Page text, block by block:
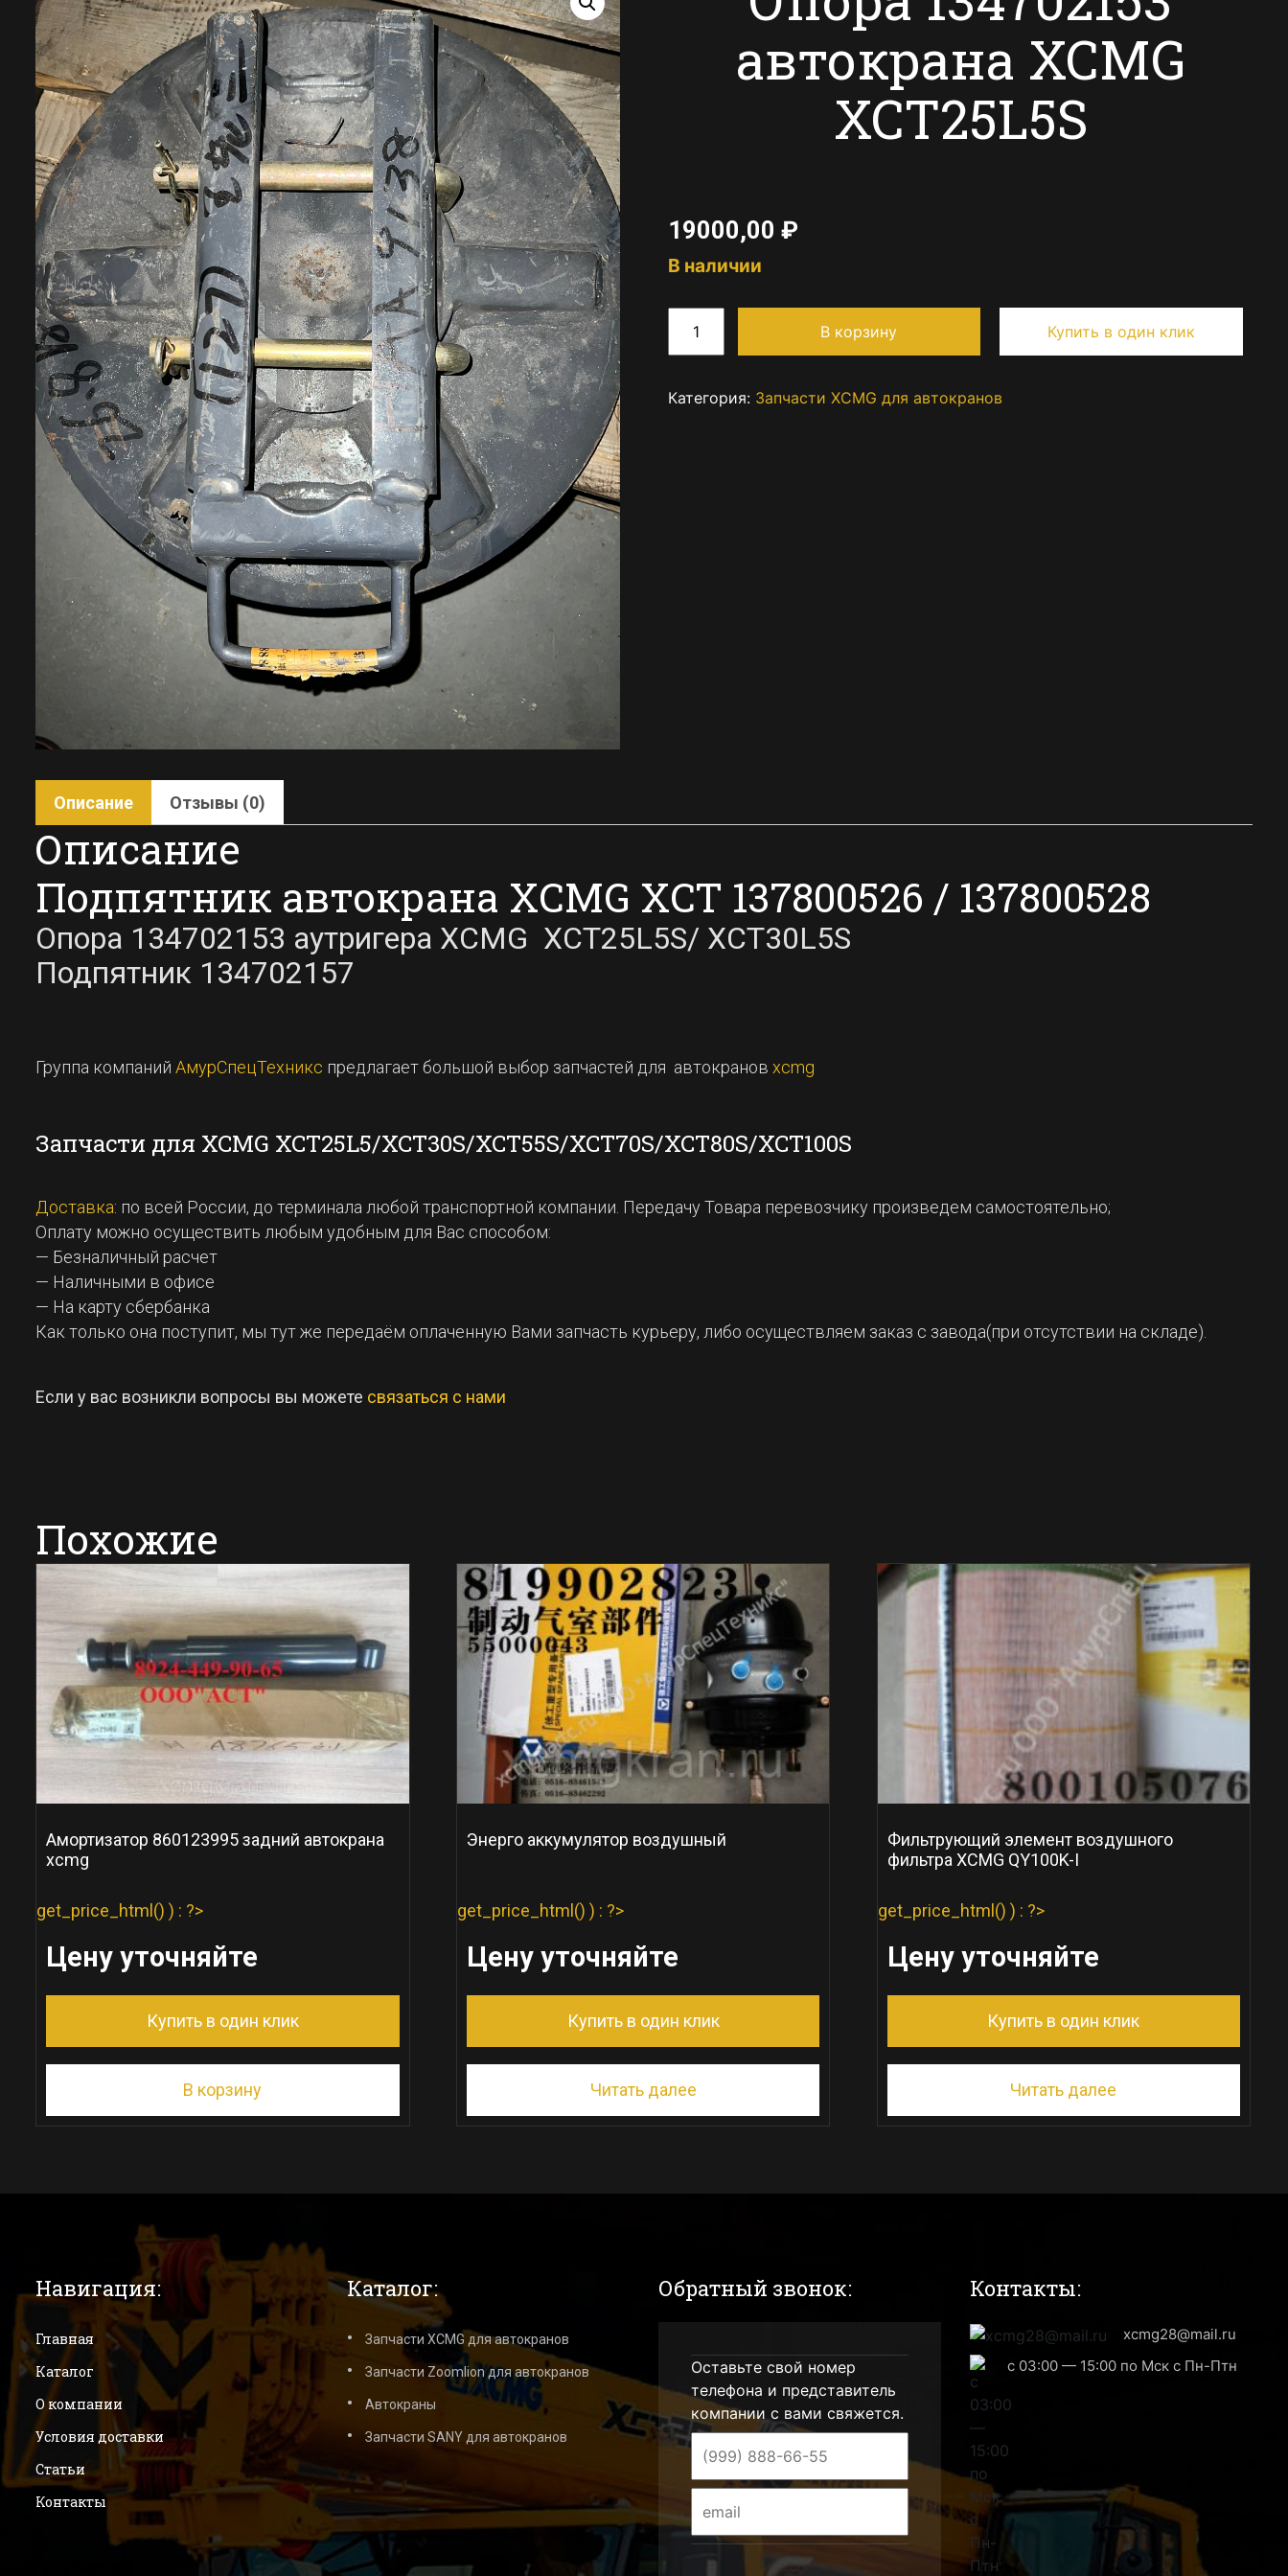
автокрана XCMG
XCT25L5S
19000,00₽
В наличии
В корзину Купить в один клик
Категория: Запчасти XCMG для автокранов
Описание Отзывы (0)
Описание
Подпятник автокрана XCMG XCT 137800526 / 137800528
Опора 134702153 аутригера XCMG XCT25L5S/ XCT30L5S
Подпятник 134702157
Группа компаний АмурСпецТехникс предлагает большой выбор запчастей для автокранов xcmg
Запчасти для XCMG XCT25L5/XCT30S/XCT55S/XCT70S/XCT80S/XCT100S
Доставка: по всей России, до терминала любой транспортной компании. Передачу Товара перевозчику произведем самостоятельно;
Оплату можно осуществить любым удобным для Вас способом:
— Безналичный расчет
— Наличными в офисе
— На карту сбербанка
Как только она поступит, мы тут же передаём оплаченную Вами запчасть курьеру, либо осуществляем заказ с завода(при отсутствии на складе).
Если у вас возникли вопросы вы можете связаться с нами
Похожие
Амортизатор 860123995 задний автокрана
xcmg
get_price_html() ) : ?>
Цену уточняйте
Купить в один клик
В корзину
Энерго аккумулятор воздушный
get_price_html() ) : ?>
Цену уточняйте
Купить в один клик
Читать далее
Фильтрующий элемент воздушного
фильтра XCMG QY100K-I
get_price_html() ) : ?>
Цену уточняйте
Купить в один клик
Читать далее
Навигация:
Главная
Каталог
О компании
Условия доставки
Статьи
Контакты
Каталог:
Запчасти XCMG для автокранов
Запчасти Zoomlion для автокранов
Автокраны
Запчасти SANY для автокранов
Обратный звонок:
Оставьте свой номер
телефона и представитель
компании с вами свяжется.
Контакты:
xcmg28@mail.ru
с 03:00 — 15:00 по Мск с Пн-Птн